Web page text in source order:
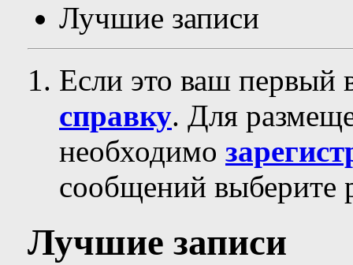
Лучшие записи
Если это ваш первый
справку. Для
необходимо
сообщений выберите
Лучшие записи